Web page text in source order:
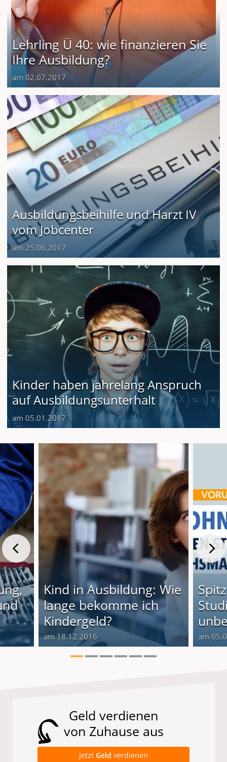
Lehrling Ü 40: wie finanzieren Sie
Ihre Ausbildung?
am 02.07.2017
Ausbildungsbeihilfe und Harzt IV
vom Jobcenter
am 25.06.2017
Kinder haben jahrelang Anspruch
auf Ausbildungsunterhalt
am 05.01.2017
Kind in Ausbildung: Wie
lange bekomme ich
Kindergeld?
am 18.12.2016 am
Geld verdienen
von Zuhause aus
Jetzt Geld verdienen